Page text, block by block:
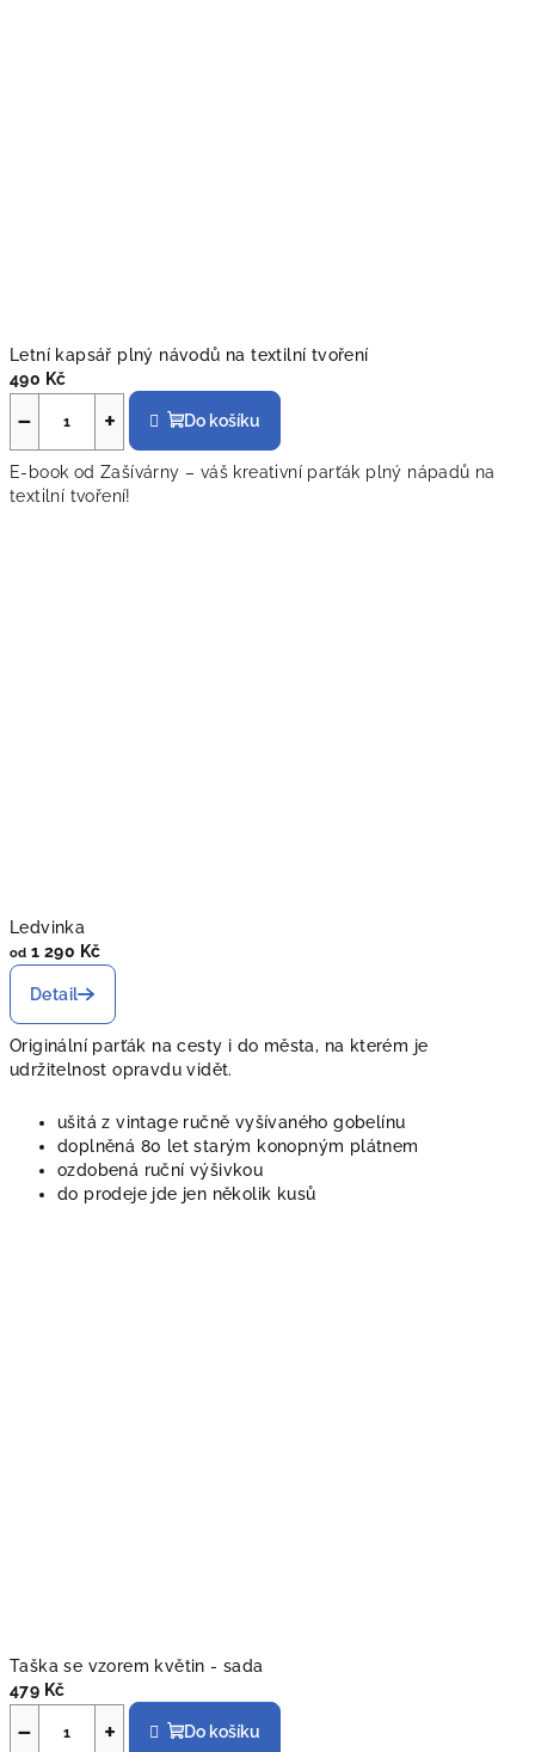
Letní kapsář plný návodů na textilní tvoření
490 Kč
+
− Do košíku
E-book od Zašívárny – váš kreativní parťák plný nápadů na
textilní tvoření!
Ledvinka
od 1 290 Kč
Detail
Originální parťák na cesty i do města, na kterém je
udržitelnost opravdu vidět.
ušitá z vintage ručně vyšívaného gobelínu
doplněná 80 let starým konopným plátnem
ozdobená ruční výšivkou
do prodeje jde jen několik kusů
Taška se vzorem květin - sada
479 Kč
+
− Do košíku